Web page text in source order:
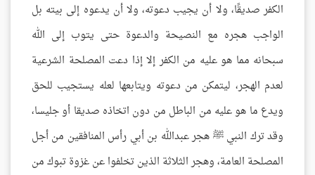
الكفر صديقًا، ولا أن يجيب دعوته، ولا أن يدعوه إلى بيته بل
الواجب هجره مع النصيحة والدعوة حتى يتوب إلى الله
سبحانه مما هو عليه من الكفر إلا إذا دعت المصلحة الشرعية
لعدم الهجر، ليتمكن من دعوته ويتابعها لعله يستجيب للحق
ويدع ما هو عليه من الباطل من دون اتخاذه صديقا أو جليسا،
وقد ترك النبي ﷺ هجر عبدالله بن أبي رأس المنافقين من أجل
المصلحة العامة، وهجر الثلاثة الذين تخلفوا عن غزوة تبوك من